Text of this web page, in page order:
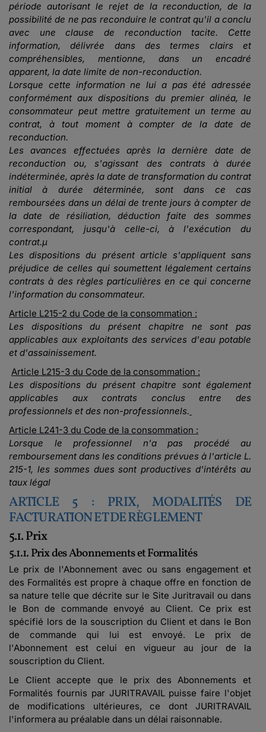
période autorisant le rejet de la reconduction, de la
possibilité de ne pas reconduire le contrat qu'il a conclu
avec une clause de reconduction tacite. Cette
information, délivrée dans des termes clairs et
compréhensibles, mentionne, dans un encadré
apparent, la date limite de non-reconduction.
Lorsque cette information ne lui a pas été adressée
conformément aux dispositions du premier alinéa, le
consommateur peut mettre gratuitement un terme au
contrat, à tout moment à compter de la date de
reconduction.
Les avances effectuées après la dernière date de
reconduction ou, s'agissant des contrats à durée
indéterminée, après la date de transformation du contrat
initial à durée déterminée, sont dans ce cas
remboursées dans un délai de trente jours à compter de
la date de résiliation, déduction faite des sommes
correspondant, jusqu'à celle-ci, à l'exécution du
contrat.µ
Les dispositions du présent article s'appliquent sans
préjudice de celles qui soumettent légalement certains
contrats à des règles particulières en ce qui concerne
l'information du consommateur.
Article L215-2 du Code de la consommation :
Les dispositions du présent chapitre ne sont pas
applicables aux exploitants des services d'eau potable
et d'assainissement.
Article L215-3 du Code de la consommation :
Les dispositions du présent chapitre sont également
applicables aux contrats conclus entre des
professionnels et des non-professionnels.
Article L241-3 du Code de la consommation :
Lorsque le professionnel n'a pas procédé au
remboursement dans les conditions prévues à l'article L.
215-1, les sommes dues sont productives d'intérêts au
taux légal
ARTICLE 5 : PRIX, MODALITÉS DE
FACTURATION ET DE RÈGLEMENT
5.1. Prix
5.1.1. Prix des Abonnements et Formalités
Le prix de l'Abonnement avec ou sans engagement et
des Formalités est propre à chaque offre en fonction de
sa nature telle que décrite sur le Site Juritravail ou dans
le Bon de commande envoyé au Client. Ce prix est
spécifié lors de la souscription du Client et dans le Bon
de commande qui lui est envoyé. Le prix de
l'Abonnement est celui en vigueur au jour de la
souscription du Client.
Le Client accepte que le prix des Abonnements et
Formalités fournis par JURITRAVAIL puisse faire l'objet
de modifications ultérieures, ce dont JURITRAVAIL
l'informera au préalable dans un délai raisonnable.